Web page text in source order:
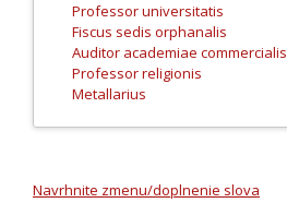
Professor universitatis
Fiscus sedis orphanalis
Auditor academiae commercialis
Professor religionis
Metallarius
Navrhnite zmenu/doplnenie slova